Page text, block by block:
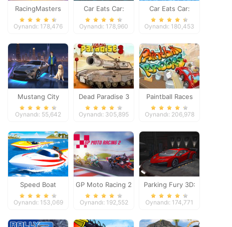
RacingMasters
Oynandı: 178,476
Car Eats Car:
Dungeon
Adventure
Oynandı: 178,960
Car Eats Car:
Winter Adventure
Oynandı: 180,453
Mustang City
Driver
Oynandı: 55,642
Dead Paradise 3
Oynandı: 305,895
Paintball Races
Oynandı: 206,978
Speed Boat
Extreme Racing
Oynandı: 153,069
GP Moto Racing 2
Oynandı: 192,552
Parking Fury 3D:
Night Thief
Oynandı: 174,771